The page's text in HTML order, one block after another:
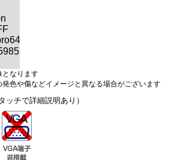
なります
色や傷などイメージと異なる場合がございます
ッチで詳細説明あり）